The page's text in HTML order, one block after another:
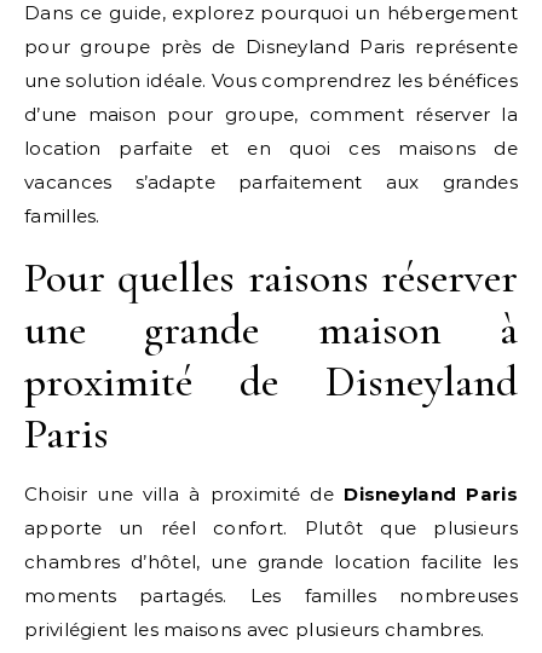
Dans ce guide, explorez pourquoi un hébergement
pour groupe près de Disneyland Paris représente
une solution idéale. Vous comprendrez les bénéfices
d’une maison pour groupe, comment réserver la
location parfaite et en quoi ces maisons de
vacances s’adapte parfaitement aux grandes
familles.
Pour quelles raisons réserver
une grande maison à
proximité de Disneyland
Paris
Choisir une villa à proximité de Disneyland Paris
apporte un réel confort. Plutôt que plusieurs
chambres d’hôtel, une grande location facilite les
moments partagés. Les familles nombreuses
privilégient les maisons avec plusieurs chambres.